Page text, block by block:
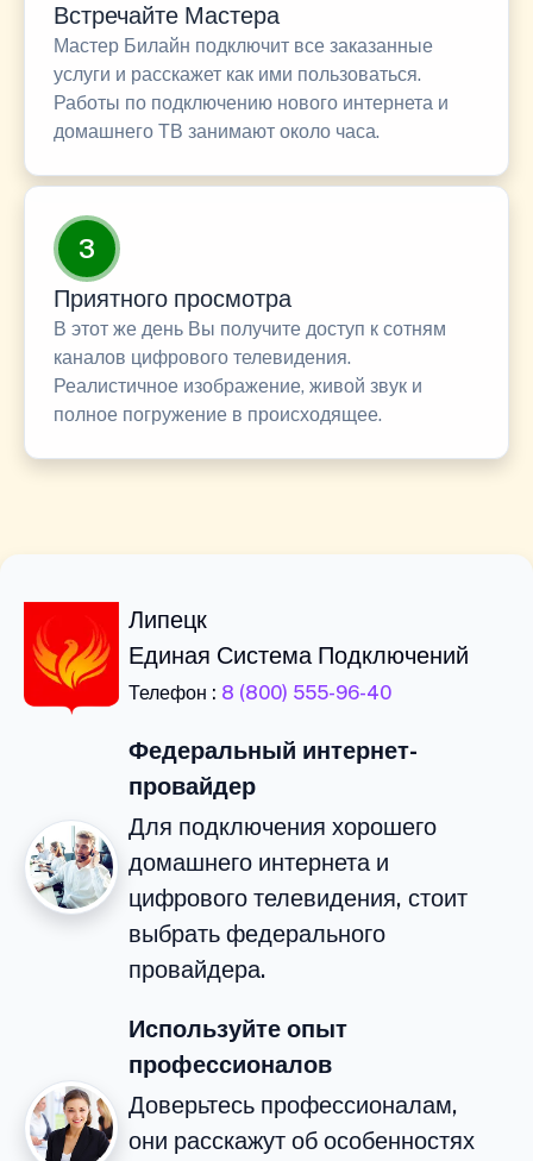
Встречайте Мастера
Мастер Билайн подключит все заказанные
услуги и расскажет как ими пользоваться.
Работы по подключению нового интернета и
домашнего ТВ занимают около часа.
3
Приятного просмотра
В этот же день Вы получите доступ к сотням
каналов цифрового телевидения.
Реалистичное изображение, живой звук и
полное погружение в происходящее.
Липецк
Единая Система Подключений
Телефон : 8 (800) 555-96-40
Федеральный интернет-
провайдер
Для подключения хорошего
домашнего интернета и
цифрового телевидения, стоит
выбрать федерального
провайдера.
Используйте опыт
профессионалов
Доверьтесь профессионалам,
они расскажут об особенностях